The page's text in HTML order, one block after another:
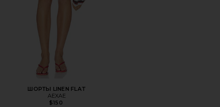
ШОРТЫ LINEN FLAT
AEXAE
$150